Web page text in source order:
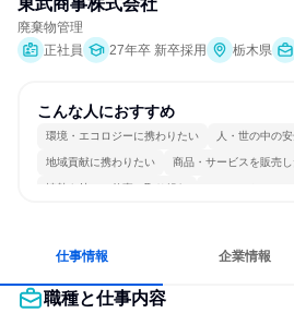
東武商事株式会社
廃棄物管理
正社員
27年卒 新卒採用 栃木県
こんな人におすすめ
環境・エコロジーに携わりたい 人・世の中の
地域貢献に携わりたい 商品・サービスを販売
情熱を持って仕事に取り組む コミュニケーシ
仕事情報 企業情報
職種と仕事内容